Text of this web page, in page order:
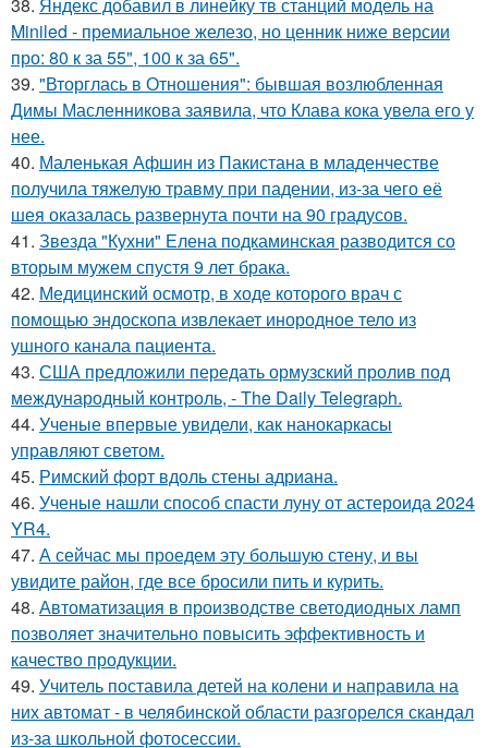
Miniled - премиальное железо, но ценник ниже версии
про: 80 к за 55", 100 к за 65".
39. "Вторглась в Отношения": бывшая возлюбленная
Димы Масленникова заявила, что Клава кока увела его у
нее.
40. Маленькая Афшин из Пакистана в младенчестве
получила тяжелую травму при падении, из-за чего её
шея оказалась развернута почти на 90 градусов.
41. Звезда "Кухни" Елена подкаминская разводится со
вторым мужем спустя 9 лет брака.
42. Медицинский осмотр, в ходе которого врач с
помощью эндоскопа извлекает инородное тело из
ушного канала пациента.
43. США предложили передать ормузский пролив под
международный контроль, - The Daily Telegraph.
44. Ученые впервые увидели, как нанокаркасы
управляют светом.
45. Римский форт вдоль стены адриана.
46. Ученые нашли способ спасти луну от астероида 2024
YR4.
47. А сейчас мы проедем эту большую стену, и вы
увидите район, где все бросили пить и курить.
48. Автоматизация в производстве светодиодных ламп
позволяет значительно повысить эффективность и
качество продукции.
49. Учитель поставила детей на колени и направила на
них автомат - в челябинской области разгорелся скандал
из-за школьной фотосессии.